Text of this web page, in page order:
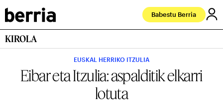
Babestu Berria
KIROLA
EUSKAL HERRIKO ITZULIA
Eibar eta Itzulia: aspalditik elkarri
lotuta